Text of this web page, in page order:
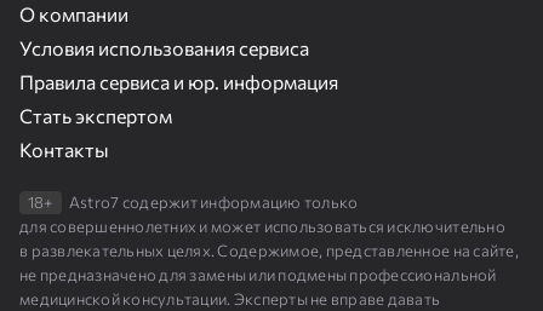
О компании
Условия использования сервиса
Правила сервиса и юр. информация
Стать экспертом
Контакты
18+
Astro7 содержит информацию только
для совершеннолетних и может использоваться исключительно
в развлекательных целях. Содержимое, представленное на сайте,
не предназначено для замены или подмены профессиональной
медицинской консультации. Эксперты не вправе давать